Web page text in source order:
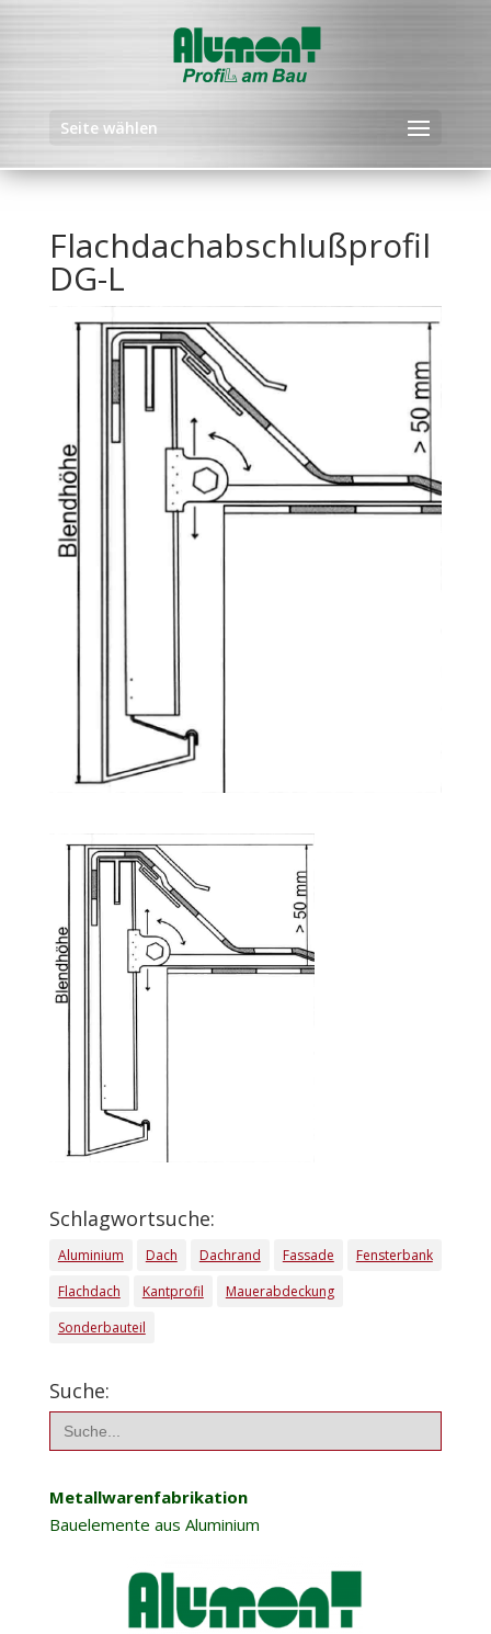
Seite wählen
Flachdachabschlußprofil
DG-L
Schlagwortsuche:
Aluminium Dach Dachrand Fassade
Fensterbank
Flachdach
Kantprofil
Mauerabdeckung
Sonderbauteil
Suche:
Search
for:
Metallwarenfabrikation
Bauelemente aus Aluminium